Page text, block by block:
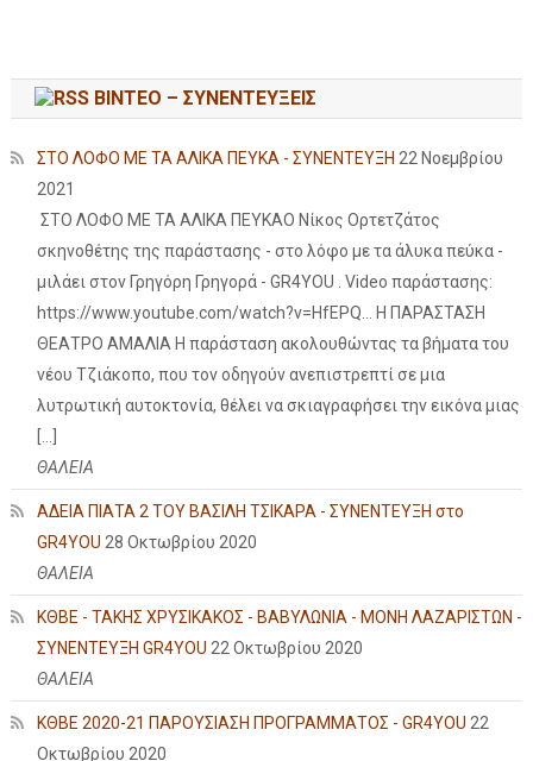
ΒΙΝΤΕΟ – ΣΥΝΕΝΤΕΥΞΕΙΣ
ΣΤΟ ΛΟΦΟ ΜΕ ΤΑ ΑΛΙΚΑ ΠΕΥΚΑ - ΣΥΝΕΝΤΕΥΞΗ 22 Νοεμβρίου
2021
ΣΤΟ ΛΟΦΟ ΜΕ ΤΑ ΑΛΙΚΑ ΠΕΥΚΑΟ Νίκος Ορτετζάτος
σκηνοθέτης της παράστασης - στο λόφο με τα άλυκα πεύκα -
μιλάει στον Γρηγόρη Γρηγορά - GR4YOU . Video παράστασης:
https://www.youtube.com/watch?v=HfEPQ... Η ΠΑΡΑΣΤΑΣΗ
ΘΕΑΤΡΟ ΑΜΑΛΙΑ Η παράσταση ακολουθώντας τα βήματα του
νέου Τζιάκοπο, που τον οδηγούν ανεπιστρεπτί σε μια
λυτρωτική αυτοκτονία, θέλει να σκιαγραφήσει την εικόνα μιας
[…]
ΘΑΛΕΙΑ
ΑΔΕΙΑ ΠΙΑΤΑ 2 ΤΟΥ ΒΑΣΙΛΗ ΤΣΙΚΑΡΑ - ΣΥΝΕΝΤΕΥΞΗ στο
GR4YOU 28 Οκτωβρίου 2020
ΘΑΛΕΙΑ
ΚΘΒΕ - ΤΑΚΗΣ ΧΡΥΣΙΚΑΚΟΣ - ΒΑΒΥΛΩΝΙΑ - ΜΟΝΗ ΛΑΖΑΡΙΣΤΩΝ -
ΣΥΝΕΝΤΕΥΞΗ GR4YOU 22 Οκτωβρίου 2020
ΘΑΛΕΙΑ
ΚΘΒΕ 2020-21 ΠΑΡΟΥΣΙΑΣΗ ΠΡΟΓΡΑΜΜΑΤΟΣ - GR4YOU 22
Οκτωβρίου 2020